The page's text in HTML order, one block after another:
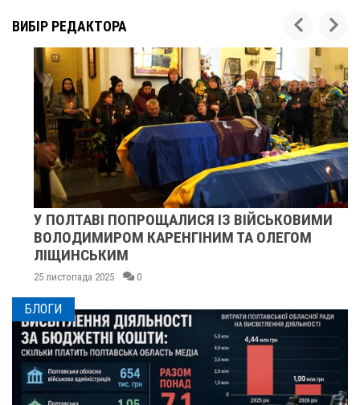
ВИБІР РЕДАКТОРА
У ПОЛТАВІ ПОПРОЩАЛИСЯ ІЗ ВІЙСЬКОВИМИ
ВОЛОДИМИРОМ КАРЕНГІНИМ ТА ОЛЕГОМ
ЛІЩИНСЬКИМ
25 листопада 2025 0
БЛОГИ